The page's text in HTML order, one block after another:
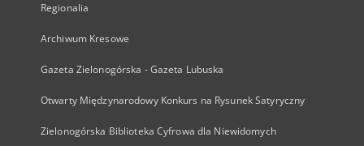
Regionalia
Archiwum Kresowe
Gazeta Zielonogórska - Gazeta Lubuska
Otwarty Międzynarodowy Konkurs na Rysunek Satyryczny
Zielonogórska Biblioteka Cyfrowa dla Niewidomych